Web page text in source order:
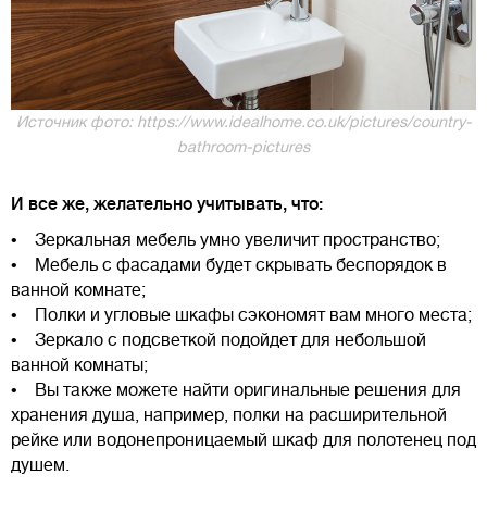
Источник фото: https://www.idealhome.co.uk/pictures/country-
bathroom-pictures
И все же, желательно учитывать, что:
• Зеркальная мебель умно увеличит пространство;
• Мебель с фасадами будет скрывать беспорядок в
ванной комнате;
• Полки и угловые шкафы сэкономят вам много места;
• Зеркало с подсветкой подойдет для небольшой
ванной комнаты;
• Вы также можете найти оригинальные решения для
хранения душа, например, полки на расширительной
рейке или водонепроницаемый шкаф для полотенец под
душем.